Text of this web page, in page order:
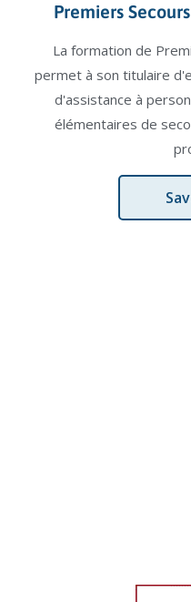
Premiers
La formation de
permet à son titulaire
d'assistance à
élémentaires de